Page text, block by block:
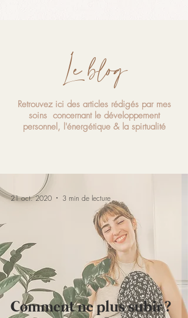
Le blog
Retrouvez ici des articles rédigés par mes
soins concernant le développement
personnel, l'énergétique & la spirtualité
Comment ne plus subir ?
21 oct. 2020 3 min de lecture